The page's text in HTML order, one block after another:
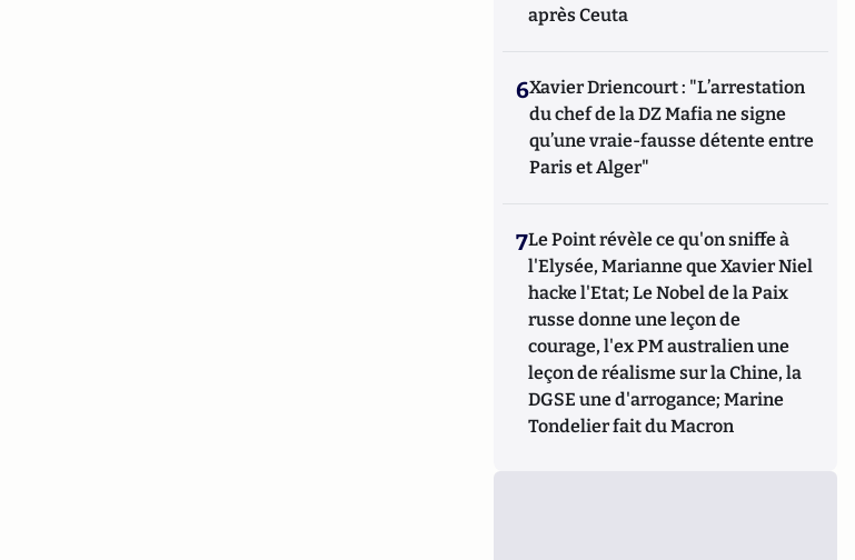
après Ceuta
6Xavier Driencourt : "L’arrestation
du chef de la DZ Mafia ne signe
qu’une vraie-fausse détente entre
Paris et Alger"
7Le Point révèle ce qu'on sniffe à
l'Elysée, Marianne que Xavier Niel
hacke l'Etat; Le Nobel de la Paix
russe donne une leçon de
courage, l'ex PM australien une
leçon de réalisme sur la Chine, la
DGSE une d'arrogance; Marine
Tondelier fait du Macron